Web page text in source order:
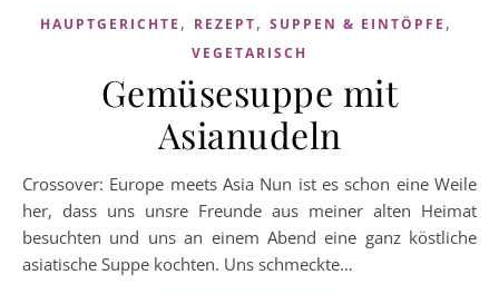
HAUPTGERICHTE , REZEPT, SUPPEN & EINTÖPFE ,
VEGETARISCH
Gemüsesuppe mit
Asianudeln
Crossover: Europe meets Asia Nun ist es schon eine Weile
her, dass uns unsre Freunde aus meiner alten Heimat
besuchten und uns an einem Abend eine ganz köstliche
asiatische Suppe kochten. Uns schmeckte…